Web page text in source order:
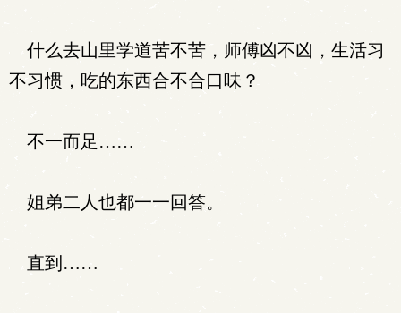
什么去山里学道苦不苦，师傅凶不凶，生活习
不习惯，吃的东西合不合口味？
不一而足……
姐弟二人也都一一回答。
直到……